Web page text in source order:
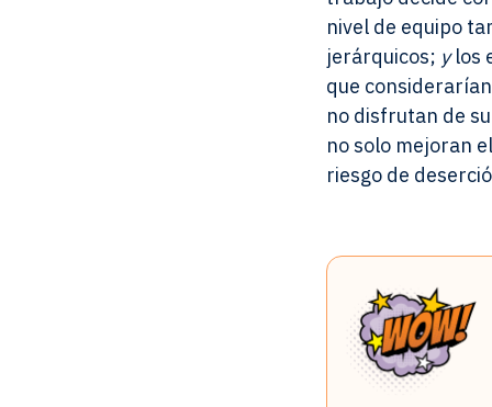
nivel de equipo
jerárquicos; ylos
que
no disfrutan de
no solo mejoran
riesgo de